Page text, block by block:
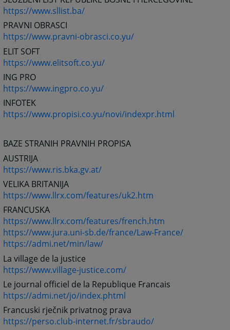
https://www.sllist.ba/
PRAVNI OBRASCI
https://www.pravni-obrasci.co.yu/
ELIT SOFT
https://www.elitsoft.co.yu/
ING PRO
https://www.ingpro.co.yu/
INFOTEK
https://www.propisi.co.yu/novi/indexpr.html
BAZE STRANIH PRAVNIH PROPISA
AUSTRIJA
https://www.ris.bka.gv.at/
VELIKA BRITANIJA
https://www.llrx.com/features/uk2.htm
FRANCUSKA
https://www.llrx.com/features/french.htm
https://www.jura.uni-sb.de/france/Law-France/
https://admi.net/min/law/
La village de la justice
https://www.village-justice.com/
Le journal officiel de la Republique Francais
https://admi.net/jo/index.phtml
Francuski rječnik privatnog prava
https://perso.club-internet.fr/sbraudo/